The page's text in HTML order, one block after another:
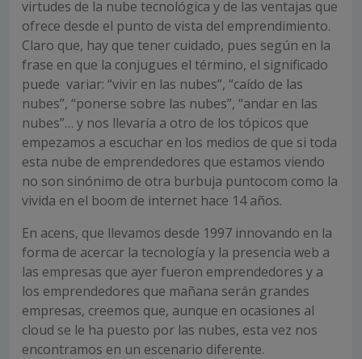
virtudes de la nube tecnológica y de las ventajas que
ofrece desde el punto de vista del emprendimiento.
Claro que, hay que tener cuidado, pues según en la
frase en que la conjugues el término, el significado
puede variar: “vivir en las nubes”, “caído de las
nubes”, “ponerse sobre las nubes”, “andar en las
nubes”… y nos llevaría a otro de los tópicos que
empezamos a escuchar en los medios de que si toda
esta nube de emprendedores que estamos viendo
no son sinónimo de otra burbuja puntocom como la
vivida en el boom de internet hace 14 años.
En acens, que llevamos desde 1997 innovando en la
forma de acercar la tecnología y la presencia web a
las empresas que ayer fueron emprendedores y a
los emprendedores que mañana serán grandes
empresas, creemos que, aunque en ocasiones al
cloud se le ha puesto por las nubes, esta vez nos
encontramos en un escenario diferente.